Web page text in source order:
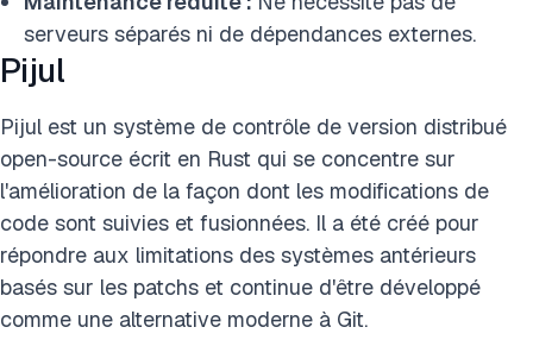
serveurs séparés ni de dépendances externes.
Pijul
Pijul est un système de contrôle de version distribué
open-source écrit en Rust qui se concentre sur
l'amélioration de la façon dont les modifications de
code sont suivies et fusionnées. Il a été créé pour
répondre aux limitations des systèmes antérieurs
basés sur les patchs et continue d'être développé
comme une alternative moderne à Git.